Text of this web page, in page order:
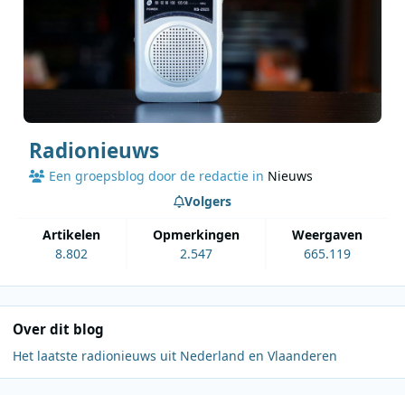
Radionieuws
Een groepsblog door de redactie in Nieuws
artikelen
8.802
opmerkingen
2.547
weergaven
665.119
Volgers
Over dit blog
Het laatste radionieuws uit Nederland en Vlaanderen